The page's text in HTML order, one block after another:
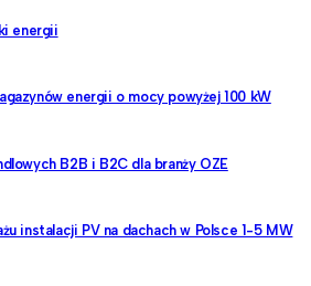
energii
energii o mocy powyżej 100 kW
B2B i B2C dla branży OZE
instalacji PV na dachach w Polsce 1-5 MW